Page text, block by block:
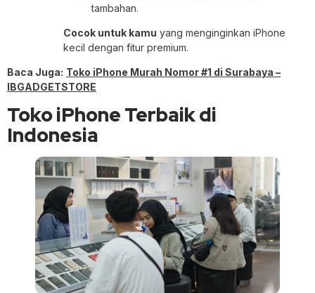
tambahan.
Cocok untuk kamu yang menginginkan iPhone
kecil dengan fitur premium.
Baca Juga: Toko iPhone Murah Nomor #1 di Surabaya –
IBGADGETSTORE
Toko iPhone Terbaik di
Indonesia